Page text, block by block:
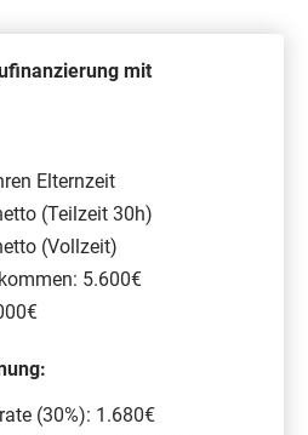
mit
Elternzeit
(Teilzeit 30h)
(Vollzeit)
5.600€
(30%): 1.680€